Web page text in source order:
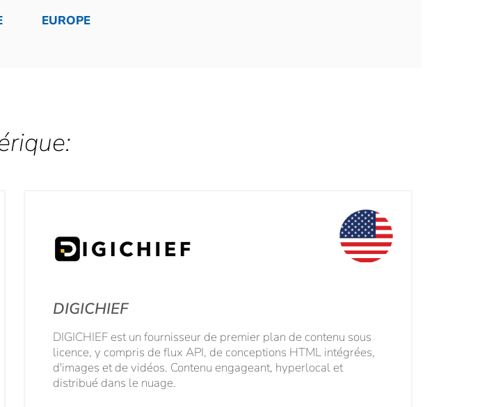
EUROPE
DIGICHIEF
DIGICHIEF est un fournisseur de premier plan de contenu sous
licence, y compris de flux API, de conceptions HTML intégrées,
d'images et de vidéos. Contenu engageant, hyperlocal et
distribué dans le nuage.